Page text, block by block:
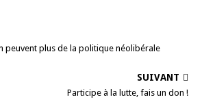
peuvent plus de la politique néolibérale
SUIVANT
Participe à la lutte, fais un don !